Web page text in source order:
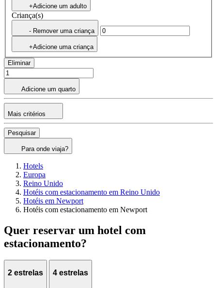
+Adicione um adulto
Criança(s)
- Remover uma criança
+Adicione uma criança
Eliminar
Adicione um quarto
Mais critérios
Pesquisar
Para onde viaja?
Hotels
Europa
Reino Unido
Hotéis com estacionamento em Reino Unido
Hotéis em Newport
Hotéis com estacionamento em Newport
Quer reservar um hotel com
estacionamento?
2 estrelas 4 estrelas